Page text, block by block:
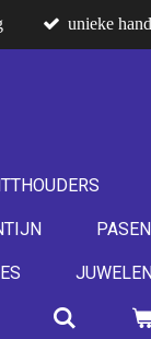
unieke
PASEN